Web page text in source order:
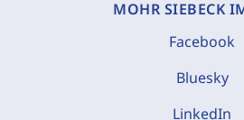
MOHR SIEBECK
Facebook
Bluesky
LinkedIn